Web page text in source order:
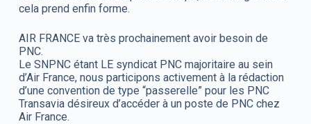
cela prend enfin forme.
AIR FRANCE va très prochainement avoir besoin de
PNC.
Le SNPNC étant LE syndicat PNC majoritaire au sein
d’Air France, nous participons activement à la rédaction
d’une convention de type “passerelle” pour les PNC
Transavia désireux d’accéder à un poste de PNC chez
Air France.